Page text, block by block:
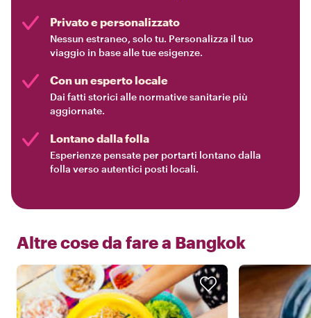
Privato e personalizzato
Nessun estraneo, solo tu. Personalizza il tuo
viaggio in base alle tue esigenze.
Con un esperto locale
Dai fatti storici alle normative sanitarie più
aggiornate.
Lontano dalla folla
Esperienze pensate per portarti lontano dalla
folla verso autentici posti locali.
Altre cose da fare a Bangkok